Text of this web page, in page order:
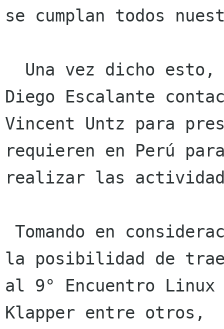
se cumplan todos
Diego Escalante
Vincent Untz para
requieren en Perú
realizar las
la posibilidad de
al 9° Encuentro Linux
Klapper entre otros,